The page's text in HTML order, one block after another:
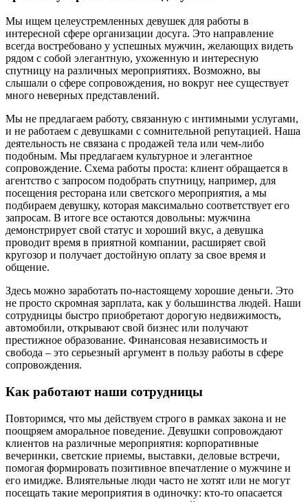
Мы ищем целеустремленных девушек для работы в
интересной сфере организации досуга. Это направление
всегда востребовано у успешных мужчин, желающих видеть
рядом с собой элегантную, ухоженную и интересную
спутницу на различных мероприятиях. Возможно, вы
слышали о сфере сопровождения, но вокруг нее существует
много неверных представлений.
Мы не предлагаем работу, связанную с интимными услугами,
и не работаем с девушками с сомнительной репутацией. Наша
деятельность не связана с продажей тела или чем-либо
подобным. Мы предлагаем культурное и элегантное
сопровождение. Схема работы проста: клиент обращается в
агентство с запросом подобрать спутницу, например, для
посещения ресторана или светского мероприятия, а мы
подбираем девушку, которая максимально соответствует его
запросам. В итоге все остаются довольны: мужчина
демонстрирует свой статус и хороший вкус, а девушка
проводит время в приятной компании, расширяет свой
кругозор и получает достойную оплату за свое время и
общение.
Здесь можно заработать по-настоящему хорошие деньги. Это
не просто скромная зарплата, как у большинства людей. Наши
сотрудницы быстро приобретают дорогую недвижимость,
автомобили, открывают свой бизнес или получают
престижное образование. Финансовая независимость и
свобода – это серьезный аргумент в пользу работы в сфере
сопровождения.
Как работают наши сотрудницы
Повторимся, что мы действуем строго в рамках закона и не
поощряем аморальное поведение. Девушки сопровождают
клиентов на различные мероприятия: корпоративные
вечеринки, светские приемы, выставки, деловые встречи,
помогая формировать позитивное впечатление о мужчине и
его имидже. Влиятельные люди часто не хотят или не могут
посещать такие мероприятия в одиночку: кто-то опасается